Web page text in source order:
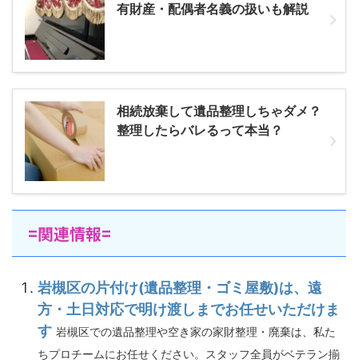
有財産・配偶者名義の扱いも解説
相続放棄して遺品整理しちゃダメ？
整理したらバレるって本当？
=関連情報=
岩槻区の片付け(遺品整理・ゴミ屋敷)は、遠
方・土日対応で明け渡しまでお任せいただけま
す 岩槻区での遺品整理や空き家の家財整理・廃棄は、私た
ちプロチームにお任せください。スタッフ全員がベテラン揃